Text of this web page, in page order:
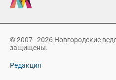
© 2007–2026 Новгородские
защищены.
Редакция